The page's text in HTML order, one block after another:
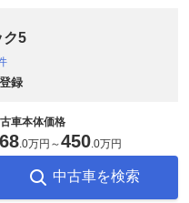
ク5
録
車本体価格
.0万円 ～450.0万円
中古車を検索